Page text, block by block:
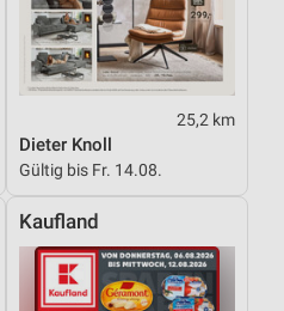
25,2 km
Dieter Knoll
Gültig bis Fr. 14.08.
Kaufland